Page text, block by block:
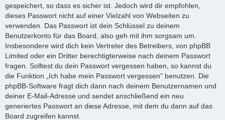
gespeichert, so dass es sicher ist. Jedoch wird dir empfohlen,
dieses Passwort nicht auf einer Vielzahl von Webseiten zu
verwenden. Das Passwort ist dein Schlüssel zu deinem
Benutzerkonto für das Board, also geh mit ihm sorgsam um.
Insbesondere wird dich kein Vertreter des Betreibers, von phpBB
Limited oder ein Dritter berechtigterweise nach deinem Passwort
fragen. Solltest du dein Passwort vergessen haben, so kannst du
die Funktion „Ich habe mein Passwort vergessen“ benutzen. Die
phpBB-Software fragt dich dann nach deinem Benutzernamen und
deiner E-Mail-Adresse und sendet anschließend ein neu
generiertes Passwort an diese Adresse, mit dem du dann auf das
Board zugreifen kannst.